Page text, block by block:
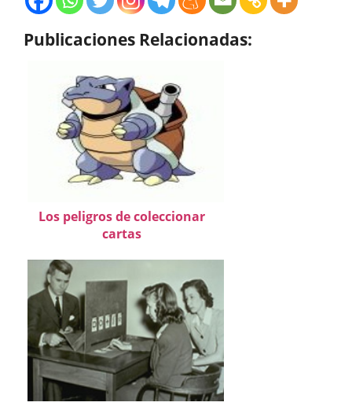
Publicaciones Relacionadas:
Los peligros de coleccionar
cartas